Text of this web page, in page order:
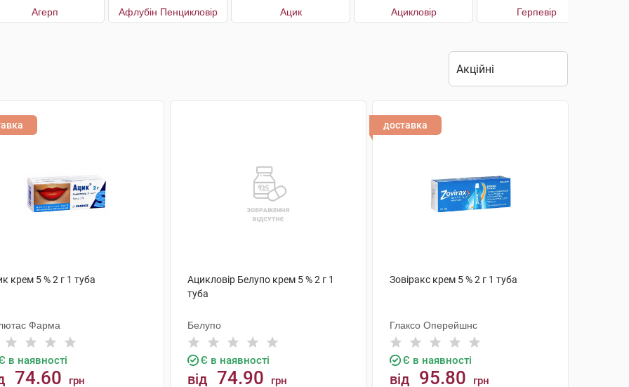
Агерп Афлубін Пенцикловір Ацик Ацикловір Герпевір
крем 5 % 2 г 1 туба
Фарма
в наявності
74.60 грн
Ацикловір Белупо крем 5 % 2 г 1
туба
Белупо
Є в наявності
від 74.90 грн
доставка
Зовіракс крем 5 % 2 г 1 туба
Глаксо Оперейшнс
Є в наявності
від 95.80 грн